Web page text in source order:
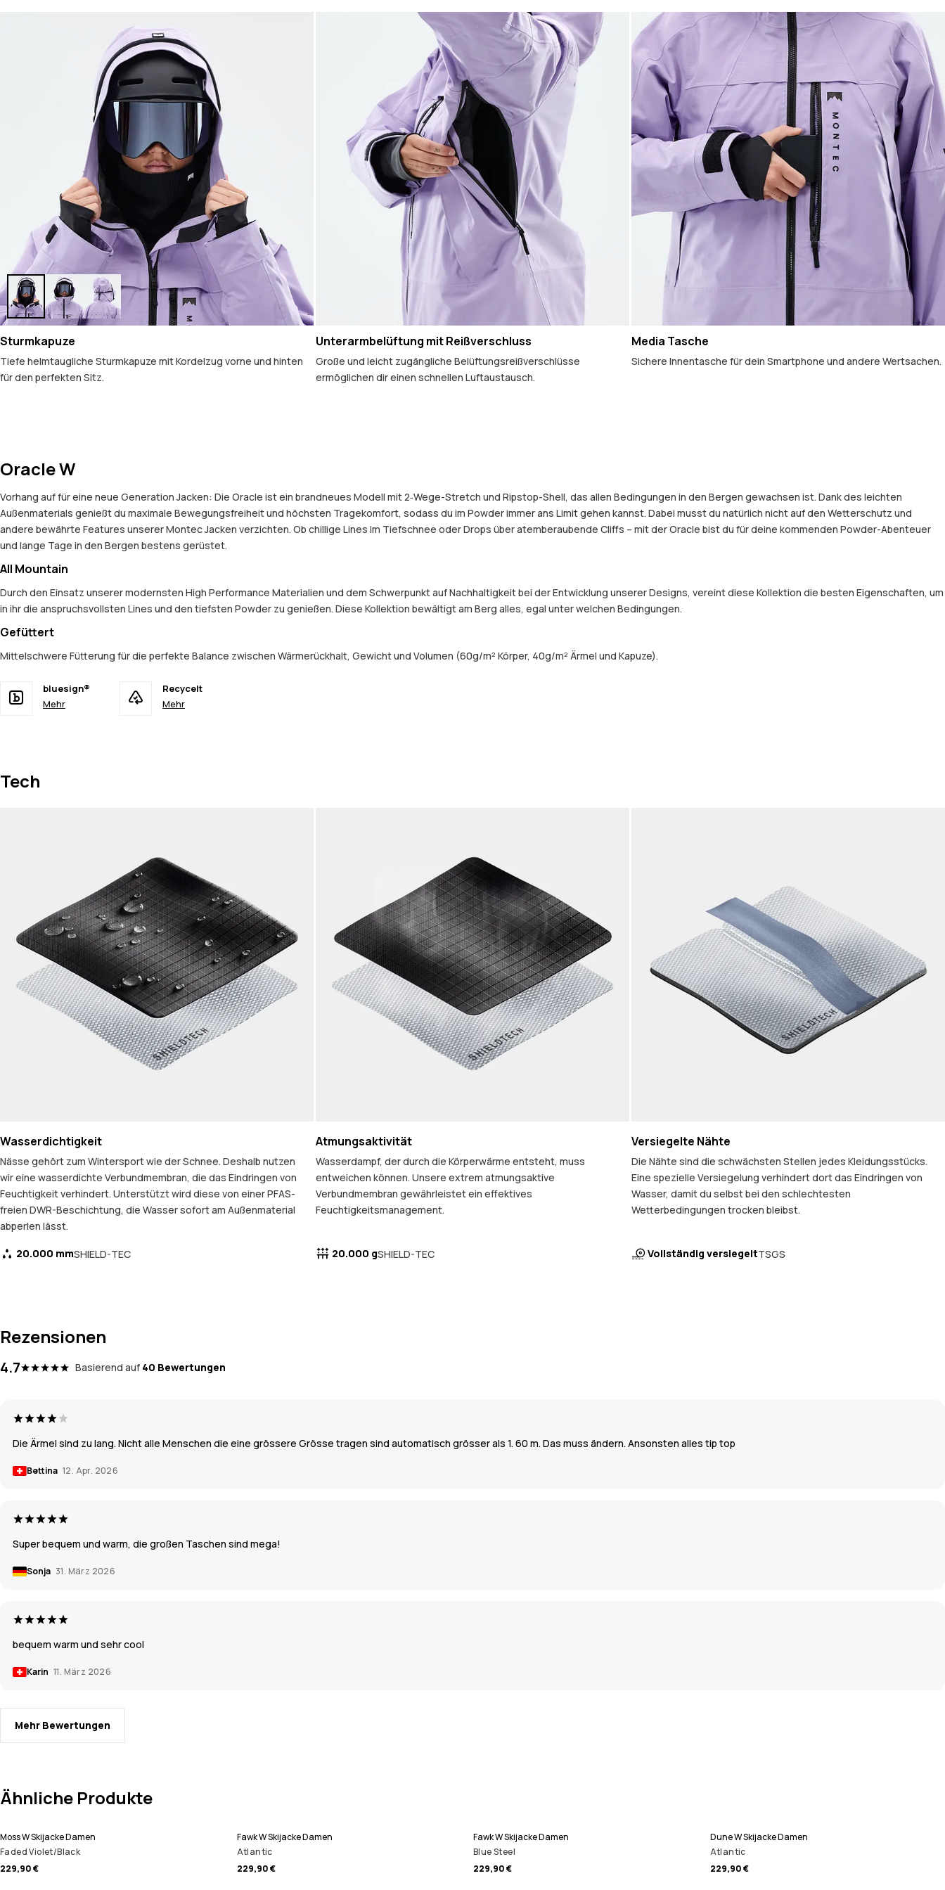
Sturmkapuze
Tiefe helmtaugliche Sturmkapuze mit Kordelzug vorne und hinten
für den perfekten Sitz.
Unterarmbelüftung mit Reißverschluss
Große und leicht zugängliche Belüftungsreißverschlüsse
ermöglichen dir einen schnellen Luftaustausch.
Media Tasche
Sichere Innentasche für dein Smartphone und andere Wertsachen.
Oracle W
Vorhang auf für eine neue Generation Jacken: Die Oracle ist ein brandneues Modell mit 2‑Wege-Stretch und Ripstop-Shell, das allen Bedingungen in den Bergen gewachsen ist. Dank des leichten
Außenmaterials genießt du maximale Bewegungsfreiheit und höchsten Tragekomfort, sodass du im Powder immer ans Limit gehen kannst. Dabei musst du natürlich nicht auf den Wetterschutz und
andere bewährte Features unserer Montec Jacken verzichten. Ob chillige Lines im Tiefschnee oder Drops über atemberaubende Cliffs – mit der Oracle bist du für deine kommenden Powder-Abenteuer
und lange Tage in den Bergen bestens gerüstet.
All Mountain
Durch den Einsatz unserer modernsten High Performance Materialien und dem Schwerpunkt auf Nachhaltigkeit bei der Entwicklung unserer Designs, vereint diese Kollektion die besten Eigenschaften, um
in ihr die anspruchsvollsten Lines und den tiefsten Powder zu genießen. Diese Kollektion bewältigt am Berg alles, egal unter welchen Bedingungen.
Gefüttert
Mittelschwere Fütterung für die perfekte Balance zwischen Wärmerückhalt, Gewicht und Volumen (60g/m² Körper, 40g/m² Ärmel und Kapuze).
bluesign®
Mehr
Recycelt
Mehr
Tech
Wasserdichtigkeit
Nässe gehört zum Wintersport wie der Schnee. Deshalb nutzen
wir eine wasserdichte Verbundmembran, die das Eindringen von
Feuchtigkeit verhindert. Unterstützt wird diese von einer PFAS-
freien DWR-Beschichtung, die Wasser sofort am Außenmaterial
abperlen lässt.
20.000 mmSHIELD-TEC
Atmungsaktivität
Wasserdampf, der durch die Körperwärme entsteht, muss
entweichen können. Unsere extrem atmungsaktive
Verbundmembran gewährleistet ein effektives
Feuchtigkeitsmanagement.
20.000 gSHIELD-TEC
Versiegelte Nähte
Die Nähte sind die schwächsten Stellen jedes Kleidungsstücks.
Eine spezielle Versiegelung verhindert dort das Eindringen von
Wasser, damit du selbst bei den schlechtesten
Wetterbedingungen trocken bleibst.
Vollständig versiegeltTSGS
Rezensionen
4.7 Basierend auf 40 Bewertungen
Die Ärmel sind zu lang. Nicht alle Menschen die eine grössere Grösse tragen sind automatisch grösser als 1. 60 m. Das muss ändern. Ansonsten alles tip top
Bettina 12. Apr. 2026
Super bequem und warm, die großen Taschen sind mega!
Sonja 31. März 2026
bequem warm und sehr cool
Karin 11. März 2026
Mehr Bewertungen
Ähnliche Produkte
Moss W Skijacke Damen
Faded Violet/Black
229,90 €
Fawk W Skijacke Damen
Atlantic
229,90 €
Fawk W Skijacke Damen
Blue Steel
229,90 €
Dune W Skijacke Damen
Atlantic
229,90 €